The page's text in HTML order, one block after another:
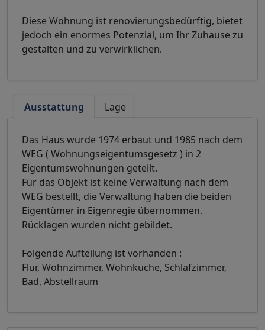
Diese Wohnung ist renovierungsbedürftig, bietet
jedoch ein enormes Potenzial, um Ihr Zuhause zu
gestalten und zu verwirklichen.
Ausstattung Lage
Das Haus wurde 1974 erbaut und 1985 nach dem
WEG ( Wohnungseigentumsgesetz ) in 2
Eigentumswohnungen geteilt.
Für das Objekt ist keine Verwaltung nach dem
WEG bestellt, die Verwaltung haben die beiden
Eigentümer in Eigenregie übernommen.
Rücklagen wurden nicht gebildet.
Folgende Aufteilung ist vorhanden :
Flur, Wohnzimmer, Wohnküche, Schlafzimmer,
Bad, Abstellraum